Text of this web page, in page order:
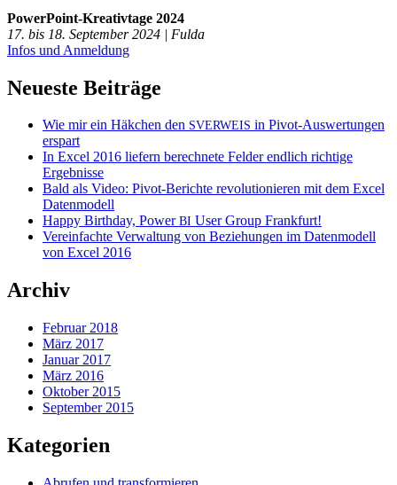
PowerPoint-Kreativtage 2024
17. bis 18. September 2024 | Fulda
Infos und Anmeldung
Neueste Beiträge
Wie mir ein Häkchen den SVERWEIS in Pivot-Auswertungen
erspart
In Excel 2016 liefern berechnete Felder endlich richtige
Ergebnisse
Bald als Video: Pivot-Berichte revolutionieren mit dem Excel
Datenmodell
Happy Birthday, PowerBI User Group Frankfurt!
Vereinfachte Verwaltung von Beziehungen im Datenmodell
von Excel 2016
Archiv
Februar 2018
März 2017
Januar 2017
März 2016
Oktober 2015
September 2015
Kategorien